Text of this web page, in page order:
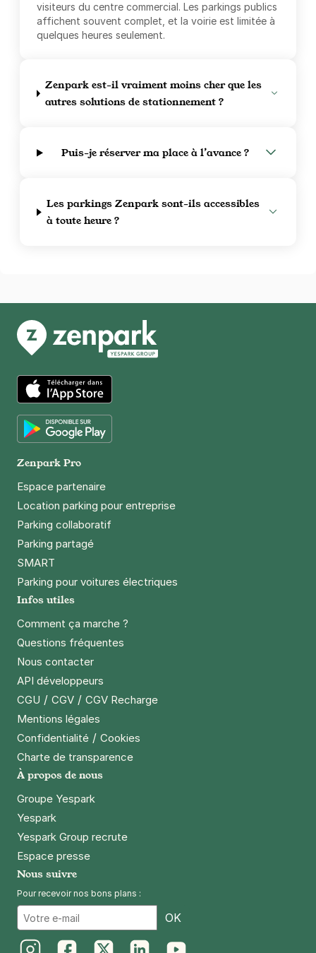
visiteurs du centre commercial. Les parkings publics
affichent souvent complet, et la voirie est limitée à
quelques heures seulement.
Zenpark est-il vraiment moins cher que les
autres solutions de stationnement ?
Puis-je réserver ma place à l’avance ?
Les parkings Zenpark sont-ils accessibles
à toute heure ?
App Store
Zenpark Pro
Espace partenaire
Location parking pour entreprise
Parking collaboratif
Parking partagé
SMART
Parking pour voitures électriques
Infos utiles
Comment ça marche ?
Questions fréquentes
Nous contacter
API développeurs
CGU / CGV / CGV Recharge
Mentions légales
Confidentialité / Cookies
Charte de transparence
À propos de nous
Groupe Yespark
Yespark
Yespark Group recrute
Espace presse
Nous suivre
Pour recevoir nos bons plans :
OK